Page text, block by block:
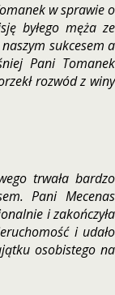
w sprawie o
byłego męża ze
sukcesem a
Pani Tomanek
rozwód z winy
trwała bardzo
Pani Mecenas
i zakończyła
i udało
osobistego na